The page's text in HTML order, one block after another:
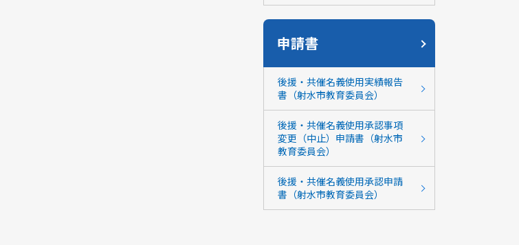
申請書
後援・共催名義使用実績報告
書（射水市教育委員会）
後援・共催名義使用承認事項
変更（中止）申請書（射水市
教育委員会）
後援・共催名義使用承認申請
書（射水市教育委員会）